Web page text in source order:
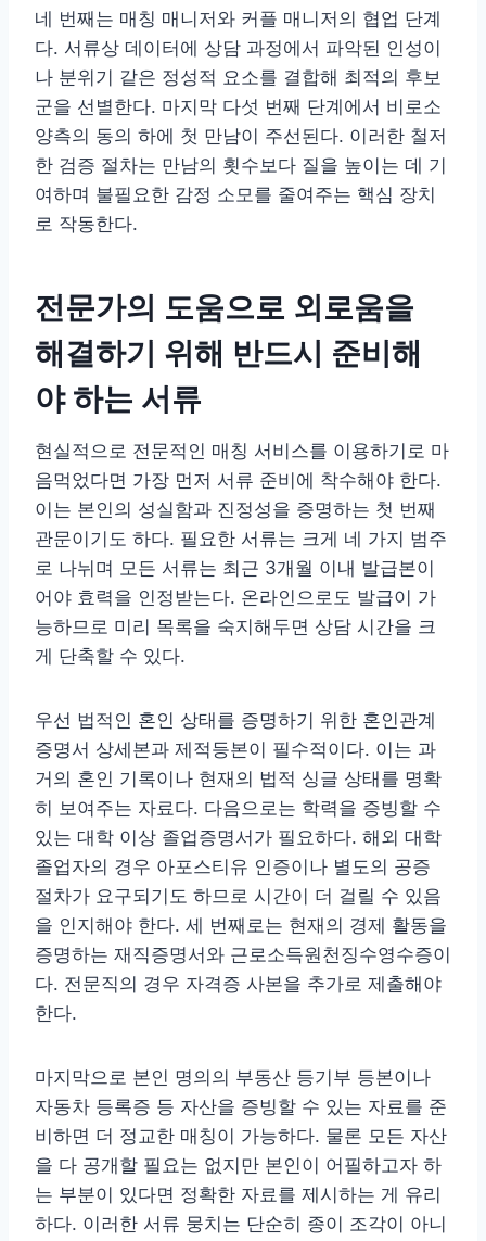
네 번째는 매칭 매니저와 커플 매니저의 협업 단계
다. 서류상 데이터에 상담 과정에서 파악된 인성이
나 분위기 같은 정성적 요소를 결합해 최적의 후보
군을 선별한다. 마지막 다섯 번째 단계에서 비로소
양측의 동의 하에 첫 만남이 주선된다. 이러한 철저
한 검증 절차는 만남의 횟수보다 질을 높이는 데 기
여하며 불필요한 감정 소모를 줄여주는 핵심 장치
로 작동한다.
전문가의 도움으로 외로움을
해결하기 위해 반드시 준비해
야 하는 서류
현실적으로 전문적인 매칭 서비스를 이용하기로 마
음먹었다면 가장 먼저 서류 준비에 착수해야 한다.
이는 본인의 성실함과 진정성을 증명하는 첫 번째
관문이기도 하다. 필요한 서류는 크게 네 가지 범주
로 나뉘며 모든 서류는 최근 3개월 이내 발급본이
어야 효력을 인정받는다. 온라인으로도 발급이 가
능하므로 미리 목록을 숙지해두면 상담 시간을 크
게 단축할 수 있다.
우선 법적인 혼인 상태를 증명하기 위한 혼인관계
증명서 상세본과 제적등본이 필수적이다. 이는 과
거의 혼인 기록이나 현재의 법적 싱글 상태를 명확
히 보여주는 자료다. 다음으로는 학력을 증빙할 수
있는 대학 이상 졸업증명서가 필요하다. 해외 대학
졸업자의 경우 아포스티유 인증이나 별도의 공증
절차가 요구되기도 하므로 시간이 더 걸릴 수 있음
을 인지해야 한다. 세 번째로는 현재의 경제 활동을
증명하는 재직증명서와 근로소득원천징수영수증이
다. 전문직의 경우 자격증 사본을 추가로 제출해야
한다.
마지막으로 본인 명의의 부동산 등기부 등본이나
자동차 등록증 등 자산을 증빙할 수 있는 자료를 준
비하면 더 정교한 매칭이 가능하다. 물론 모든 자산
을 다 공개할 필요는 없지만 본인이 어필하고자 하
는 부분이 있다면 정확한 자료를 제시하는 게 유리
하다. 이러한 서류 뭉치는 단순히 종이 조각이 아니